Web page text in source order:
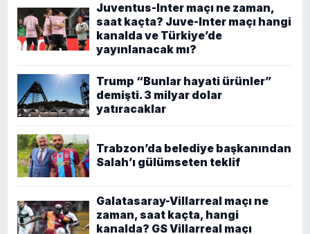
Juventus-Inter maçı ne zaman,
saat kaçta? Juve-Inter maçı hangi
kanalda ve Türkiye’de
yayınlanacak mı?
Trump “Bunlar hayati ürünler”
demişti. 3 milyar dolar
yatıracaklar
Trabzon’da belediye başkanından
Salah’ı gülümseten teklif
Galatasaray-Villarreal maçı ne
zaman, saat kaçta, hangi
kanalda? GS Villarreal maçı